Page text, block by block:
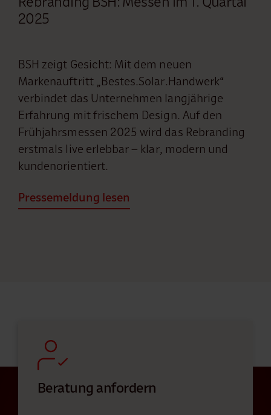
2025
BSH zeigt Gesicht: Mit dem neuen
Markenauftritt „Bestes.Solar.Handwerk“
verbindet das Unternehmen langjährige
Erfahrung mit frischem Design. Auf den
Frühjahrsmessen 2025 wird das Rebranding
erstmals live erlebbar – klar, modern und
kundenorientiert.
Pressemeldung lesen
Beratung anfordern